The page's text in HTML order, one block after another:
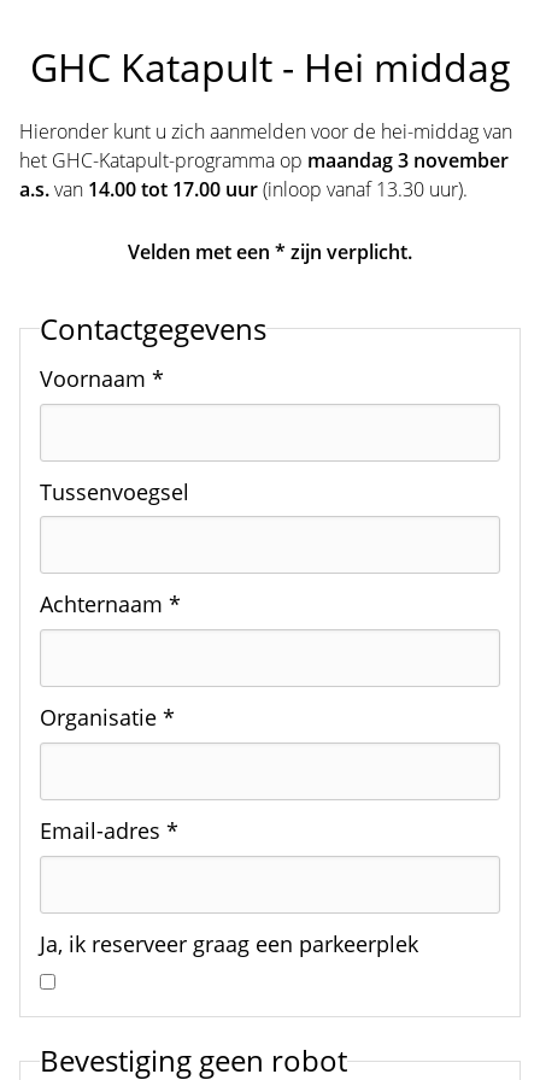
GHC Katapult - Hei middag
Hieronder kunt u zich aanmelden voor de hei-middag van
het GHC-Katapult-programma op maandag 3 november
a.s.van 14.00 tot 17.00 uur(inloop vanaf 13.30 uur).
Velden met een * zijn verplicht.
Contactgegevens
Voornaam *
Tussenvoegsel
Achternaam *
Organisatie *
Email-adres *
Ja, ik reserveer graag een parkeerplek
Bevestiging geen robot